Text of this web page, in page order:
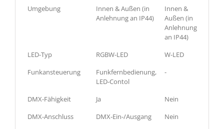
Umgebung
Innen & Außen (in
Anlehnung an IP44)
Innen &
Außen (in
Anlehnung
an IP44)
LED-Typ
RGBW-LED
W-LED
Funkansteuerung
Funkfernbedienung,
LED-Contol
-
DMX-Fähigkeit Ja
Nein
DMX-Anschluss
DMX-Ein-/Ausgang
Nein